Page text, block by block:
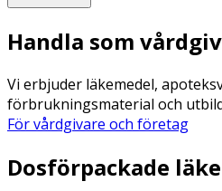
Handla som
Vi erbjuder läkemedel,
förbrukningsmaterial och
För vårdgivare och företag
Dosförpackade